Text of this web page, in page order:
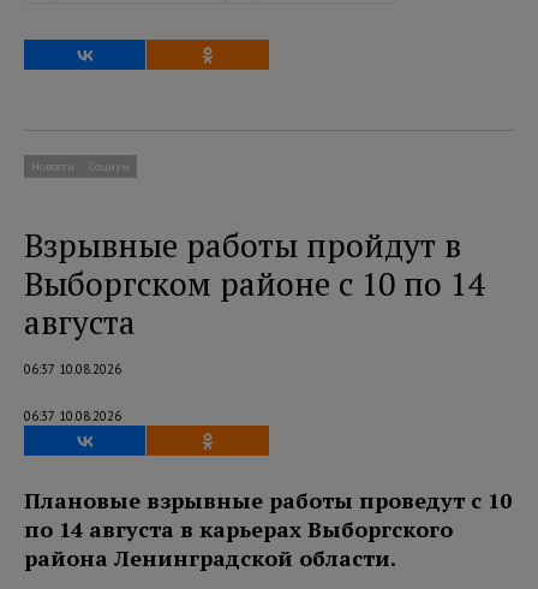
Новости Социум
Взрывные работы пройдут в
Выборгском районе с 10 по 14
августа
06:37 10.08.2026
06:37 10.08.2026
Плановые взрывные работы проведут с 10
по 14 августа в карьерах Выборгского
района Ленинградской области.